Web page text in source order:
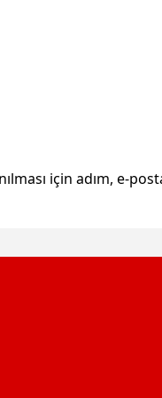
için adım, e-